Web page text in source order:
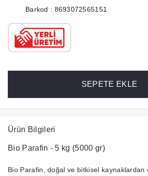
Barkod : 8693072565151
SEPETE EKLE
Ürün Bilgileri
Bio Parafin - 5 kg (5000 gr)
Bio Parafin, doğal ve bitkisel kaynaklardan